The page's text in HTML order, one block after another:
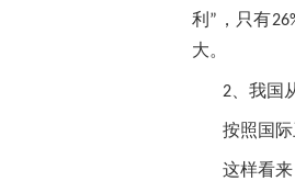
利 ” ，只有
大。
2 我国
按照国
这样看